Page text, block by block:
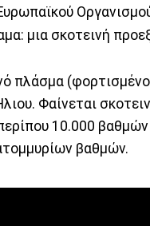
μια σκοτεινή
πλάσμα
Φαίνεται
10.000
βαθμών.